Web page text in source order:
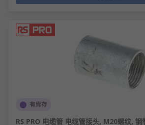
有库存
RS PRO 电缆管 电缆管接头, M20螺纹,